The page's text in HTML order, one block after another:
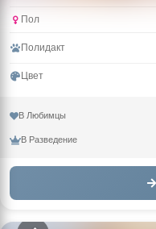
Пол
Полидакт
Цвет
В Любимцы
В Разведение